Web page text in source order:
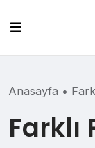
content
Anasayfa •